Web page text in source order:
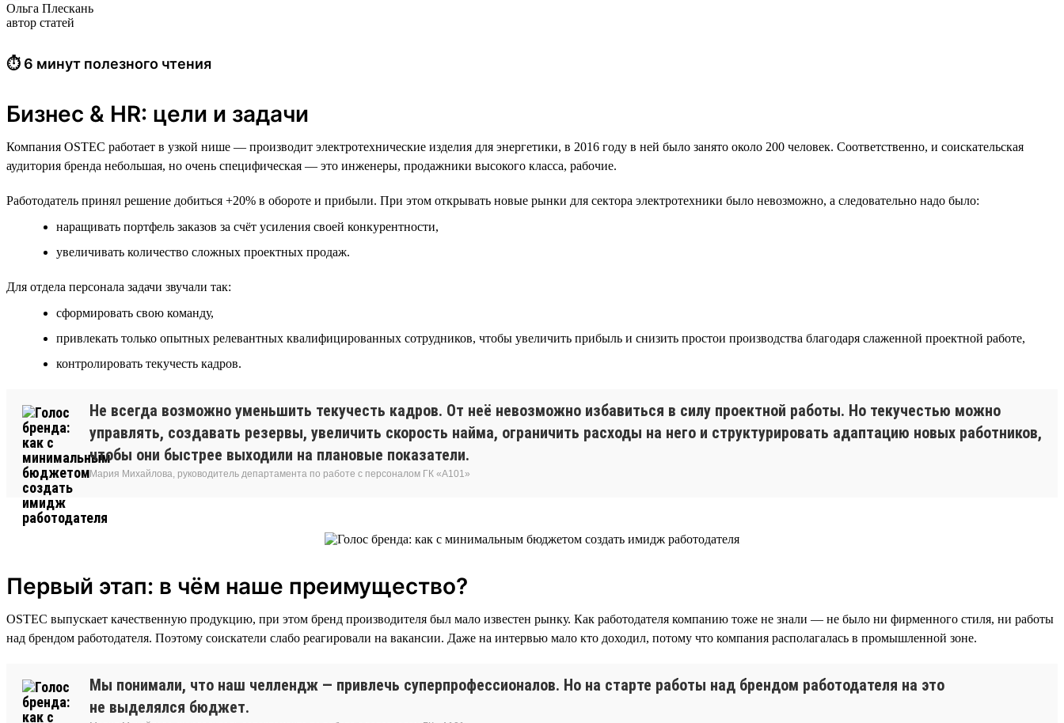
Ольга Плескань
автор статей
⏱ 6 минут полезного чтения
Бизнес & HR: цели и задачи
Компания OSTEC работает в узкой нише — производит электротехнические изделия для энергетики, в 2016 году в ней было занято около 200 человек. Соответственно, и соискательская
аудитория бренда небольшая, но очень специфическая — это инженеры, продажники высокого класса, рабочие.
Работодатель принял решение добиться +20% в обороте и прибыли. При этом открывать новые рынки для сектора электротехники было невозможно, а следовательно надо было:
наращивать портфель заказов за счёт усиления своей конкурентности,
увеличивать количество сложных проектных продаж.
Для отдела персонала задачи звучали так:
сформировать свою команду,
привлекать только опытных релевантных квалифицированных сотрудников, чтобы увеличить прибыль и снизить простои производства благодаря слаженной проектной работе,
контролировать текучесть кадров.
Не всегда возможно уменьшить текучесть кадров. От неё невозможно избавиться в силу проектной работы. Но текучестью можно
управлять, создавать резервы, увеличить скорость найма, ограничить расходы на него и структурировать адаптацию новых работников,
чтобы они быстрее выходили на плановые показатели.
Мария Михайлова, руководитель департамента по работе с персоналом ГК «А101»
Первый этап: в чём наше преимущество?
OSTEC выпускает качественную продукцию, при этом бренд производителя был мало известен рынку. Как работодателя компанию тоже не знали — не было ни фирменного стиля, ни работы
над брендом работодателя. Поэтому соискатели слабо реагировали на вакансии. Даже на интервью мало кто доходил, потому что компания располагалась в промышленной зоне.
Мы понимали, что наш челлендж — привлечь суперпрофессионалов. Но на старте работы над брендом работодателя на это
не выделялся бюджет.